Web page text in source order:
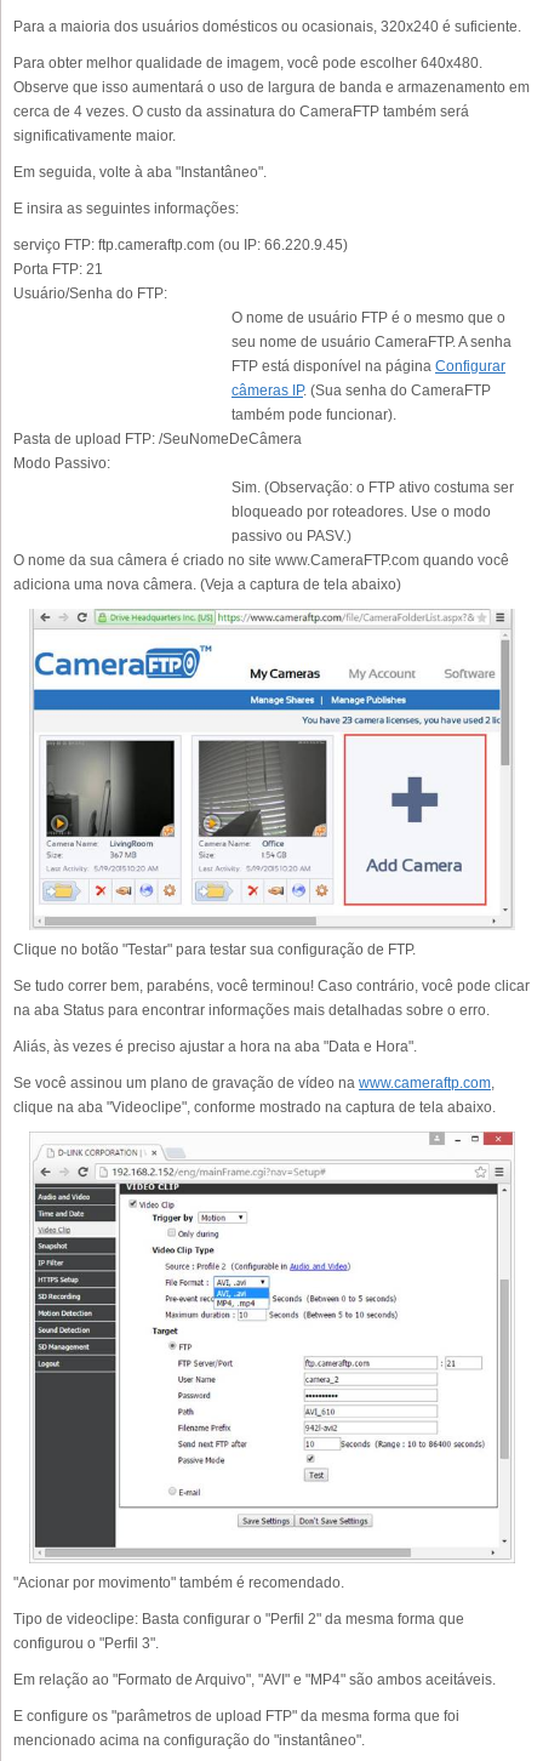
Para a maioria dos usuários domésticos ou ocasionais, 320x240 é suficiente.
Para obter melhor qualidade de imagem, você pode escolher 640x480.
Observe que isso aumentará o uso de largura de banda e armazenamento em
cerca de 4 vezes. O custo da assinatura do CameraFTP também será
significativamente maior.
Em seguida, volte à aba "Instantâneo".
E insira as seguintes informações:
serviço FTP: ftp.cameraftp.com (ou IP: 66.220.9.45)
Porta FTP: 21
Usuário/Senha do FTP:
O nome de usuário FTP é o mesmo que o
seu nome de usuário CameraFTP. A senha
FTP está disponível na página Configurar
câmeras IP. (Sua senha do CameraFTP
também pode funcionar).
Pasta de upload FTP: /SeuNomeDeCâmera
Modo Passivo:
Sim. (Observação: o FTP ativo costuma ser
bloqueado por roteadores. Use o modo
passivo ou PASV.)
O nome da sua câmera é criado no site www.CameraFTP.com quando você
adiciona uma nova câmera. (Veja a captura de tela abaixo)
Clique no botão "Testar" para testar sua configuração de FTP.
Se tudo correr bem, parabéns, você terminou! Caso contrário, você pode clicar
na aba Status para encontrar informações mais detalhadas sobre o erro.
Aliás, às vezes é preciso ajustar a hora na aba "Data e Hora".
Se você assinou um plano de gravação de vídeo na www.cameraftp.com,
clique na aba "Videoclipe", conforme mostrado na captura de tela abaixo.
"Acionar por movimento" também é recomendado.
Tipo de videoclipe: Basta configurar o "Perfil 2" da mesma forma que
configurou o "Perfil 3".
Em relação ao "Formato de Arquivo", "AVI" e "MP4" são ambos aceitáveis.
E configure os "parâmetros de upload FTP" da mesma forma que foi
mencionado acima na configuração do "instantâneo".